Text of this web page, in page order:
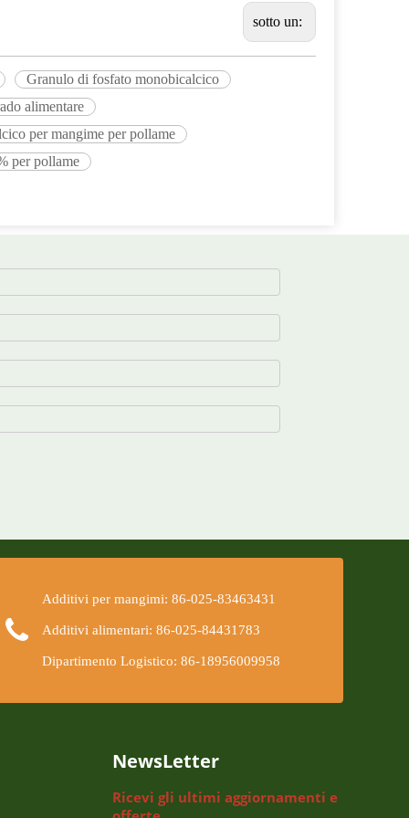
sotto un:
Granulo di fosfato monobicalcico
alimentare
per mangime per pollame
per pollame
Additivi per mangimi: 86-025-83463431
Additivi alimentari: 86-025-84431783
Dipartimento Logistico: 86-18956009958
NewsLetter
Ricevi gli ultimi aggiornamenti e